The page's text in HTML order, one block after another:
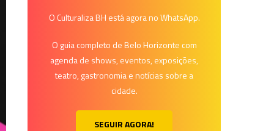
O Culturaliza BH está agora no WhatsApp.
O guia completo de Belo Horizonte com
agenda de shows, eventos, exposições,
teatro, gastronomia e notícias sobre a
cidade.
SEGUIR AGORA!